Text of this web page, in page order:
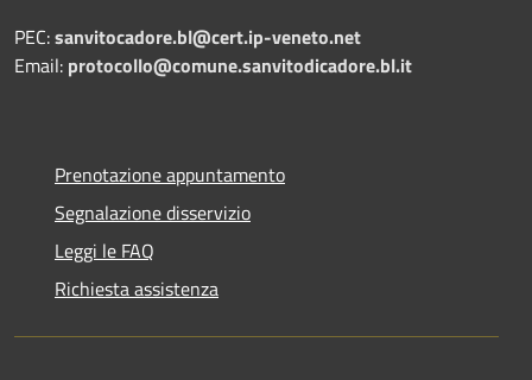
PEC:sanvitocadore.bl@cert.ip-veneto.net
Email: protocollo@comune.sanvitodicadore.bl.it
Prenotazione appuntamento
Segnalazione disservizio
Leggi le FAQ
Richiesta assistenza